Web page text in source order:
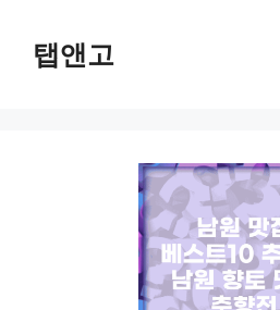
탭앤고